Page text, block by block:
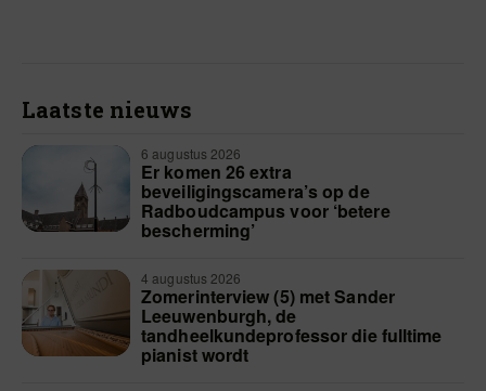
Laatste nieuws
6 augustus 2026
Er komen 26 extra
beveiligingscamera’s op de
Radboudcampus voor ‘betere
bescherming’
4 augustus 2026
Zomerinterview (5) met Sander
Leeuwenburgh, de
tandheelkundeprofessor die fulltime
pianist wordt